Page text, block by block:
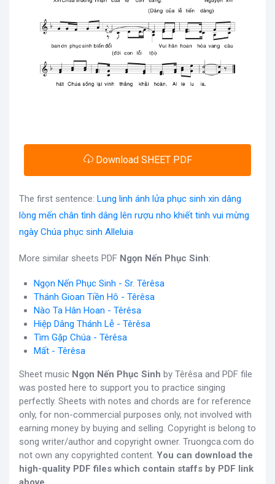
Download SHEET PDF
The first sentence: Lung linh ánh lửa phục sinh xin dâng
lòng mến chân tình dâng lên rượu nho khiết tinh vui mừng
ngày Chúa phục sinh Alleluia
More similar sheets PDF Ngọn Nến Phục Sinh:
Ngọn Nến Phục Sinh - Sr. Têrêsa
Thánh Gioan Tiền Hô - Têrêsa
Nào Ta Hân Hoan - Têrêsa
Hiệp Dâng Thánh Lễ - Têrêsa
Tìm Gặp Chúa - Têrêsa
Mất - Têrêsa
Sheet music Ngọn Nến Phục Sinh by Têrêsa and PDF file
was posted here to support you to practice singing
perfectly. Sheets with notes and chords are for reference
only, for non-commercial purposes only, not involved with
earning money by buying and selling. Copyright is belong to
song writer/author and copyright owner. Truongca.com do
not own any copyrighted content. You can download the
high-quality PDF files which contain staffs by PDF link